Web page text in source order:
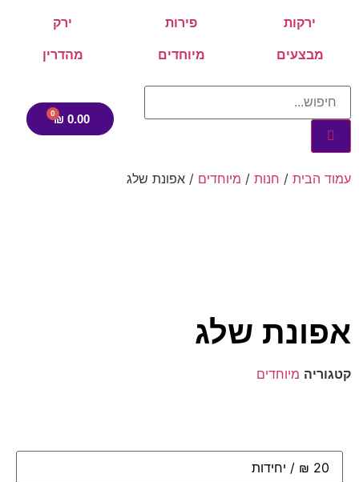
ירקות פירות ירק
מבצעים מיוחדים מהדרין
0.00
₪
עמוד הבית / חנות / מיוחדים / אפונת שלג
אפונת שלג
קטגוריה מיוחדים